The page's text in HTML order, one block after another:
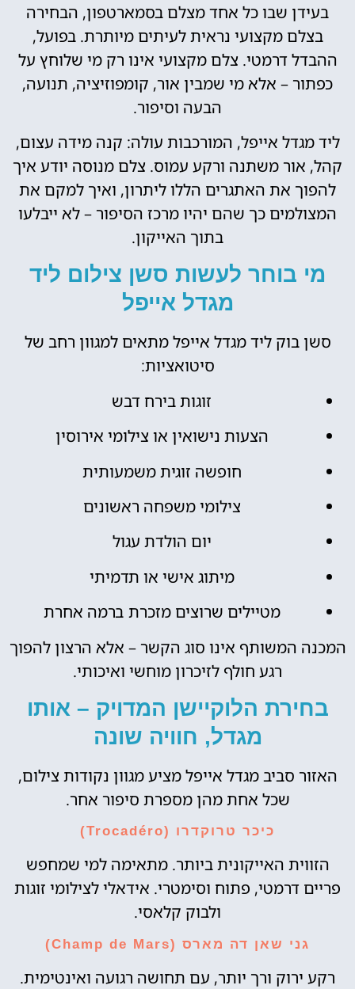
בעידן שבו כל אחד מצלם בסמארטפון, הבחירה
בצלם מקצועי נראית לעיתים מיותרת. בפועל,
ההבדל דרמטי. צלם מקצועי אינו רק מי שלוחץ על
כפתור – אלא מי שמבין אור, קומפוזיציה, תנועה,
הבעה וסיפור.
ליד מגדל אייפל, המורכבות עולה: קנה מידה עצום,
קהל, אור משתנה ורקע עמוס. צלם מנוסה יודע איך
להפוך את האתגרים הללו ליתרון, ואיך למקם את
המצולמים כך שהם יהיו מרכז הסיפור – לא ייבלעו
בתוך האייקון.
מי בוחר לעשות סשן צילום ליד
מגדל אייפל
סשן בוק ליד מגדל אייפל מתאים למגוון רחב של
סיטואציות:
זוגות בירח דבש
הצעות נישואין או צילומי אירוסין
חופשה זוגית משמעותית
צילומי משפחה ראשונים
יום הולדת עגול
מיתוג אישי או תדמיתי
מטיילים שרוצים מזכרת ברמה אחרת
המכנה המשותף אינו סוג הקשר – אלא הרצון להפוך
רגע חולף לזיכרון מוחשי ואיכותי.
בחירת הלוקיישן המדויק – אותו
מגדל, חוויה שונה
האזור סביב מגדל אייפל מציע מגוון נקודות צילום,
שכל אחת מהן מספרת סיפור אחר.
כיכר טרוקדרו (Trocadéro)
הזווית האייקונית ביותר. מתאימה למי שמחפש
פריים דרמטי, פתוח וסימטרי. אידאלי לצילומי זוגות
ולבוק קלאסי.
גני שאן דה מארס (Champ de Mars)
רקע ירוק ורך יותר, עם תחושה רגועה ואינטימית.